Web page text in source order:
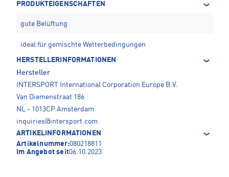
PRODUKTEIGENSCHAFTEN
gute Belüftung
ideal für gemischte Wetterbedingungen
HERSTELLERINFORMATIONEN
Hersteller
INTERSPORT International Corporation Europe B.V.
Van Diemenstraat 186
NL - 1013CP Amsterdam
inquiries@intersport.com
ARTIKELINFORMATIONEN
Artikelnummer:080218811
Im Angebot seit06.10.2023